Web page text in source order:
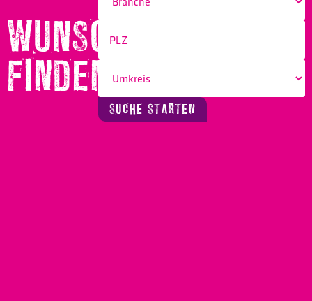
WUNSCHBERUF
FINDEN!
SUCHE STARTEN